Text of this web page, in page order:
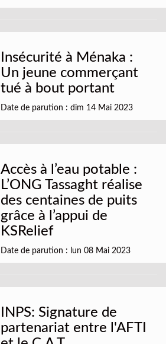
Insécurité à Ménaka :
Un jeune commerçant
tué à bout portant
Date de parution : dim 14 Mai 2023
Accès à l’eau potable :
L’ONG Tassaght réalise
des centaines de puits
grâce à l’appui de
KSRelief
Date de parution : lun 08 Mai 2023
INPS: Signature de
partenariat entre l'AFTI